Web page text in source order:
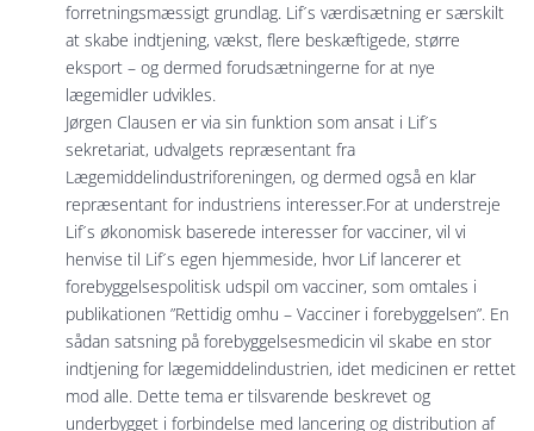
forretningsmæssigt grundlag. Lif´s værdisætning er særskilt
at skabe indtjening, vækst, flere beskæftigede, større
eksport – og dermed forudsætningerne for at nye
lægemidler udvikles.
Jørgen Clausen er via sin funktion som ansat i Lif´s
sekretariat, udvalgets repræsentant fra
Lægemiddelindustriforeningen, og dermed også en klar
repræsentant for industriens interesser.For at understreje
Lif´s økonomisk baserede interesser for vacciner, vil vi
henvise til Lif´s egen hjemmeside, hvor Lif lancerer et
forebyggelsespolitisk udspil om vacciner, som omtales i
publikationen ”Rettidig omhu – Vacciner i forebyggelsen”. En
sådan satsning på forebyggelsesmedicin vil skabe en stor
indtjening for lægemiddelindustrien, idet medicinen er rettet
mod alle. Dette tema er tilsvarende beskrevet og
underbygget i forbindelse med lancering og distribution af